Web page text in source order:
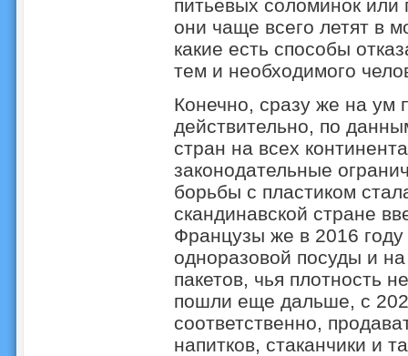
питьевых соломинок или
они чаще всего летят в
какие есть способы
тем и необходимого
Конечно, сразу же на ум
действительно, по
стран на всех
законодательные
борьбы с пластиком
скандинавской стране
Французы же в 2016
одноразовой посуды и
пакетов, чья плотность
пошли еще дальше, с
соответственно,
напитков, стаканчики и